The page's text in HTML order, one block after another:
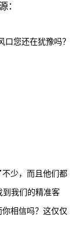
：
口您还在犹豫吗？
少，而且他们都
到我们的精准客
相信吗？这仅仅